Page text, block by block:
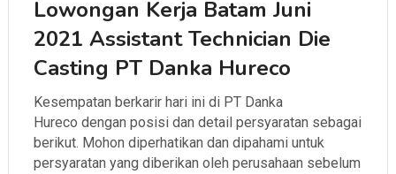
Lowongan Kerja Batam Juni
2021 Assistant Technician Die
Casting PT Danka Hureco
Kesempatan berkarir hari ini di PT Danka
Hureco dengan posisi dan detail persyaratan sebagai
berikut. Mohon diperhatikan dan dipahami untuk
persyaratan yang diberikan oleh perusahaan sebelum